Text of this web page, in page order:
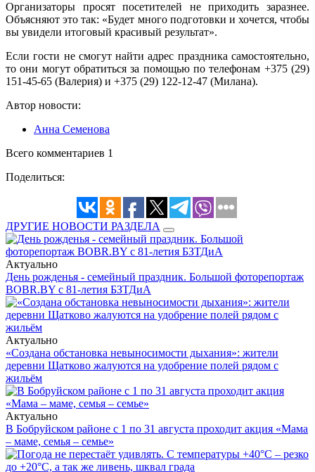
Организаторы просят посетителей не приходить заразнее.
Объясняют это так: «Будет много подготовки и хочется, чтобы
вы увидели итоговый красивый результат».
Если гости не смогут найти адрес праздника самостоятельно,
то они могут обратиться за помощью по телефонам +375 (29)
151-45-65 (Валерия) и +375 (29) 122-12-47 (Милана).
Автор новости:
Анна Семенова
Всего комментариев 1
Поделиться:
ДРУГИЕ НОВОСТИ РАЗДЕЛА
Актуально
День рожденья - семейный праздник. Большой фоторепортаж
BOBR.BY с 81-летия БЗТДиА
Актуально
«Создана обстановка невыносимости дыхания»: жители
деревни Щатково жалуются на удобрение полей рядом с
жильём
Актуально
В Бобруйском районе с 1 по 31 августа проходит акция «Мама
– маме, семья – семье»